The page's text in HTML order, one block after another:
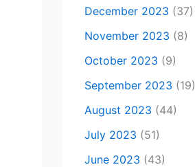
December 2023 (37)
November 2023 (8)
October 2023 (9)
September 2023 (19)
August 2023 (44)
July 2023 (51)
June 2023 (43)